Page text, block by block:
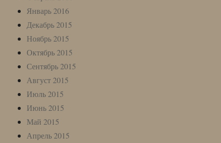
Январь 2016
Декабрь 2015
Ноябрь 2015
Октябрь 2015
Сентябрь 2015
Август 2015
Июль 2015
Июнь 2015
Май 2015
Апрель 2015